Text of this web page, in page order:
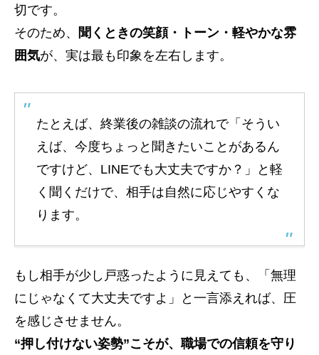
切です。
そのため、 聞くときの笑顔・トーン・軽やかな雰
囲気が、実は最も印象を左右します。
たとえば、終業後の雑談の流れで「そうい
えば、今度ちょっと聞きたいことがあるん
ですけど、LINEでも大丈夫ですか？」と軽
く聞くだけで、相手は自然に応じやすくな
ります。
もし相手が少し戸惑ったように見えても、「無理
にじゃなくて大丈夫ですよ」と一言添えれば、圧
を感じさせません。
“押し付けない姿勢”こそが、職場での信頼を守り